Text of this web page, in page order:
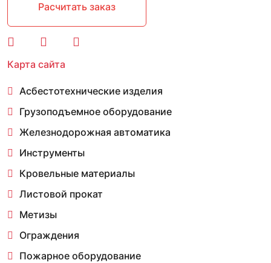
Расчитать заказ
Карта сайта
Асбестотехнические изделия
Грузоподъемное оборудование
Железнодорожная автоматика
Инструменты
Кровельные материалы
Листовой прокат
Метизы
Ограждения
Пожарное оборудование